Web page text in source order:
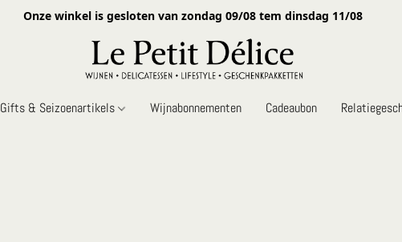
Onze winkel is gesloten van zondag 09/08 tem dinsdag 11/08
Gifts & Seizoenartikels Wijnabonnementen Cadeaubon